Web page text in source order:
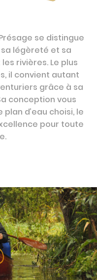
se distingue
légèreté et sa
rivières. Le plus
il convient autant
grâce à sa
conception vous
d’eau choisi, le
pour toute